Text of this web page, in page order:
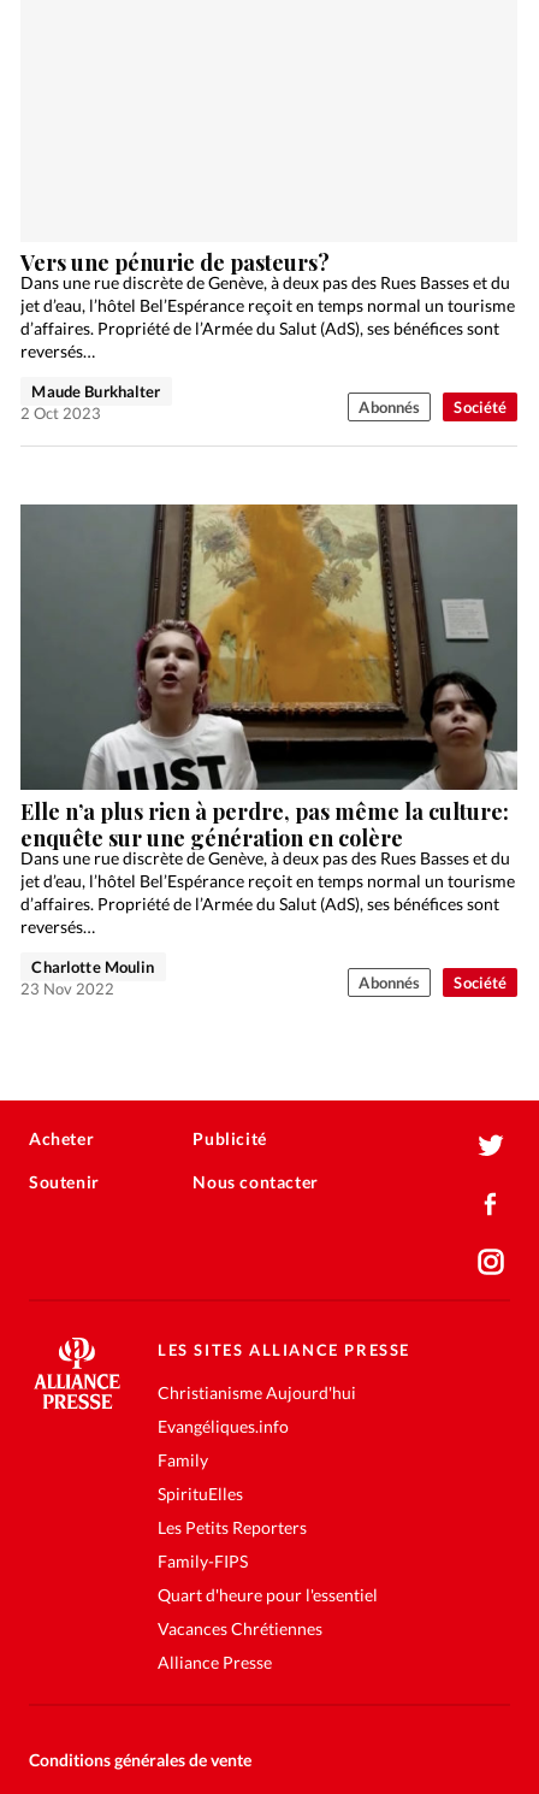
Société
Vers une pénurie de pasteurs?
Dans une rue discrète de Genève, à deux pas des Rues Basses et du
jet d’eau, l’hôtel Bel’Espérance reçoit en temps normal un tourisme
d’affaires. Propriété de l’Armée du Salut (AdS), ses bénéfices sont
reversés…
Maude Burkhalter
2 Oct 2023
Abonnés
Société
Elle n’a plus rien à perdre, pas même la culture:
enquête sur une génération en colère
Dans une rue discrète de Genève, à deux pas des Rues Basses et du
jet d’eau, l’hôtel Bel’Espérance reçoit en temps normal un tourisme
d’affaires. Propriété de l’Armée du Salut (AdS), ses bénéfices sont
reversés…
Charlotte Moulin
23 Nov 2022
Abonnés
Acheter
Soutenir
Publicité
Nous contacter
LES SITES ALLIANCE PRESSE
Christianisme Aujourd'hui
Evangéliques.info
Family
SpirituElles
Les Petits Reporters
Family-FIPS
Quart d'heure pour l'essentiel
Vacances Chrétiennes
Alliance Presse
Conditions générales de vente